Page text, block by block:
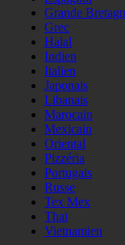
Grande
Grec
Halal
Indien
Italien
Japonais
Libanais
Marocain
Mexicain
Oriental
Pizzéria
Portugais
Russe
Tex Mex
Thaï
Vietnamien